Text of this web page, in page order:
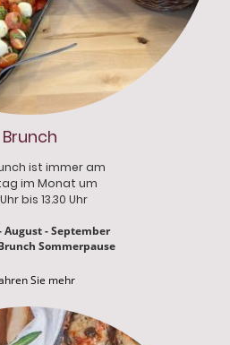
Brunch
ist immer am
im Monat um
bis 13.30 Uhr
August - September
Sommerpause
Sie mehr